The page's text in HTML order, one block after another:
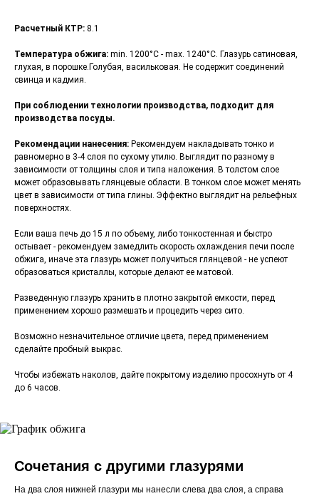
Расчетный КТР: 8.1
Температура обжига: min. 1200°С - max. 1240°С. Глазурь сатиновая,
глухая, в порошке.Голубая, васильковая. Не содержит соединений
свинца и кадмия.
При соблюдении технологии производства, подходит для
производства посуды.
Рекомендации нанесения: Рекомендуем накладывать тонко и
равномерно в 3-4 слоя по сухому утилю. Выглядит по разному в
зависимости от толщины слоя и типа наложения. В толстом слое
может образовывать глянцевые области. В тонком слое может менять
цвет в зависимости от типа глины. Эффектно выглядит на рельефных
поверхностях.
Если ваша печь до 15 л по объему, либо тонкостенная и быстро
остывает - рекомендуем замедлить скорость охлаждения печи после
обжига, иначе эта глазурь может получиться глянцевой - не успеют
образоваться кристаллы, которые делают ее матовой.
Разведенную глазурь хранить в плотно закрытой емкости, перед
применением хорошо размешать и процедить через сито.
Возможно незначительное отличие цвета, перед применением
сделайте пробный выкрас.
Чтобы избежать наколов, дайте покрытому изделию просохнуть от 4
до 6 часов.
Сочетания с другими глазурями
На два слоя нижней глазури мы нанесли слева два слоя, а справа